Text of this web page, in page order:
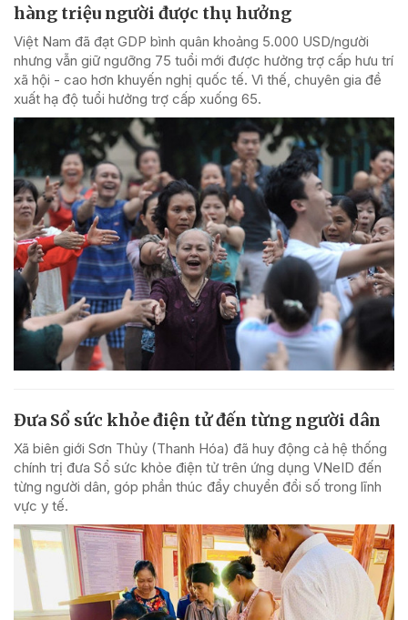
hàng triệu người được thụ hưởng
Việt Nam đã đạt GDP bình quân khoảng 5.000 USD/người
nhưng vẫn giữ ngưỡng 75 tuổi mới được hưởng trợ cấp hưu trí
xã hội - cao hơn khuyến nghị quốc tế. Vì thế, chuyên gia đề
xuất hạ độ tuổi hưởng trợ cấp xuống 65.
Đưa Sổ sức khỏe điện tử đến từng người dân
Xã biên giới Sơn Thủy (Thanh Hóa) đã huy động cả hệ thống
chính trị đưa Sổ sức khỏe điện tử trên ứng dụng VNeID đến
từng người dân, góp phần thúc đẩy chuyển đổi số trong lĩnh
vực y tế.